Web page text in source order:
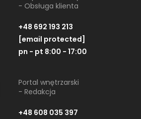
- Obsługa klienta
+48 692 193 213
[email protected]
pn - pt 8:00 - 17:00
Portal wnętrzarski
- Redakcja
+48 608 035 397